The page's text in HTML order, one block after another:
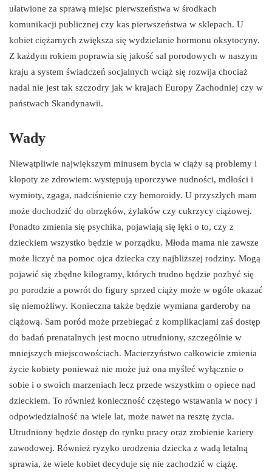
ułatwione za sprawą miejsc pierwszeństwa w środkach
komunikacji publicznej czy kas pierwszeństwa w sklepach. U
kobiet ciężarnych zwiększa się wydzielanie hormonu oksytocyny.
Z każdym rokiem poprawia się jakość sal porodowych w naszym
kraju a system świadczeń socjalnych wciąż się rozwija chociaż
nadal nie jest tak szczodry jak w krajach Europy Zachodniej czy w
państwach Skandynawii.
Wady
Niewątpliwie największym minusem bycia w ciąży są problemy i
kłopoty ze zdrowiem: występują uporczywe nudności, mdłości i
wymioty, zgaga, nadciśnienie czy hemoroidy. U przyszłych mam
może dochodzić do obrzęków, żylaków czy cukrzycy ciążowej.
Ponadto zmienia się psychika, pojawiają się lęki o to, czy z
dzieckiem wszystko będzie w porządku. Młoda mama nie zawsze
może liczyć na pomoc ojca dziecka czy najbliższej rodziny. Mogą
pojawić się zbędne kilogramy, których trudno będzie pozbyć się
po porodzie a powrót do figury sprzed ciąży może w ogóle okazać
się niemożliwy. Konieczna także będzie wymiana garderoby na
ciążową. Sam poród może przebiegać z komplikacjami zaś dostęp
do badań prenatalnych jest mocno utrudniony, szczególnie w
mniejszych miejscowościach. Macierzyństwo całkowicie zmienia
życie kobiety ponieważ nie może już ona myśleć wyłącznie o
sobie i o swoich marzeniach lecz przede wszystkim o opiece nad
dzieckiem. To również konieczność częstego wstawania w nocy i
odpowiedzialność na wiele lat, może nawet na resztę życia.
Utrudniony będzie dostęp do rynku pracy oraz zrobienie kariery
zawodowej. Również ryzyko urodzenia dziecka z wadą letalną
sprawia, że wiele kobiet decyduje się nie zachodzić w ciążę.